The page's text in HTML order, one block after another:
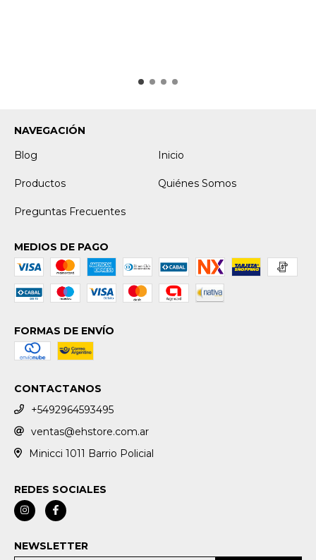
NAVEGACIÓN
Blog
Inicio
Productos Quiénes Somos
Preguntas Frecuentes
MEDIOS DE PAGO
FORMAS DE ENVÍO
CONTACTANOS
+5492964593495
ventas@ehstore.com.ar
Minicci 1011 Barrio Policial
REDES SOCIALES
NEWSLETTER